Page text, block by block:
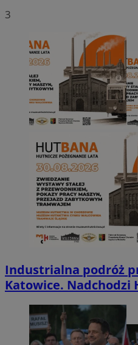
3
Industrialna podróż
Katowice. Nadchodzi